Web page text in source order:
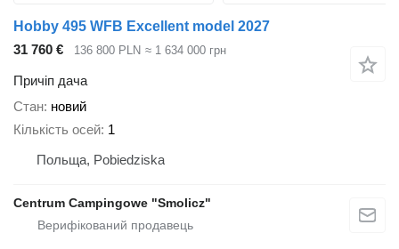
Hobby 495 WFB Excellent model 2027
31 760 €
136 800 PLN ≈ 1 634 000 грн
Причіп дача
Стан новий
Кількість осей 1
Польща, Pobiedziska
Centrum Campingowe "Smolicz"